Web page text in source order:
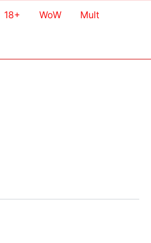
18+ WoW Mult